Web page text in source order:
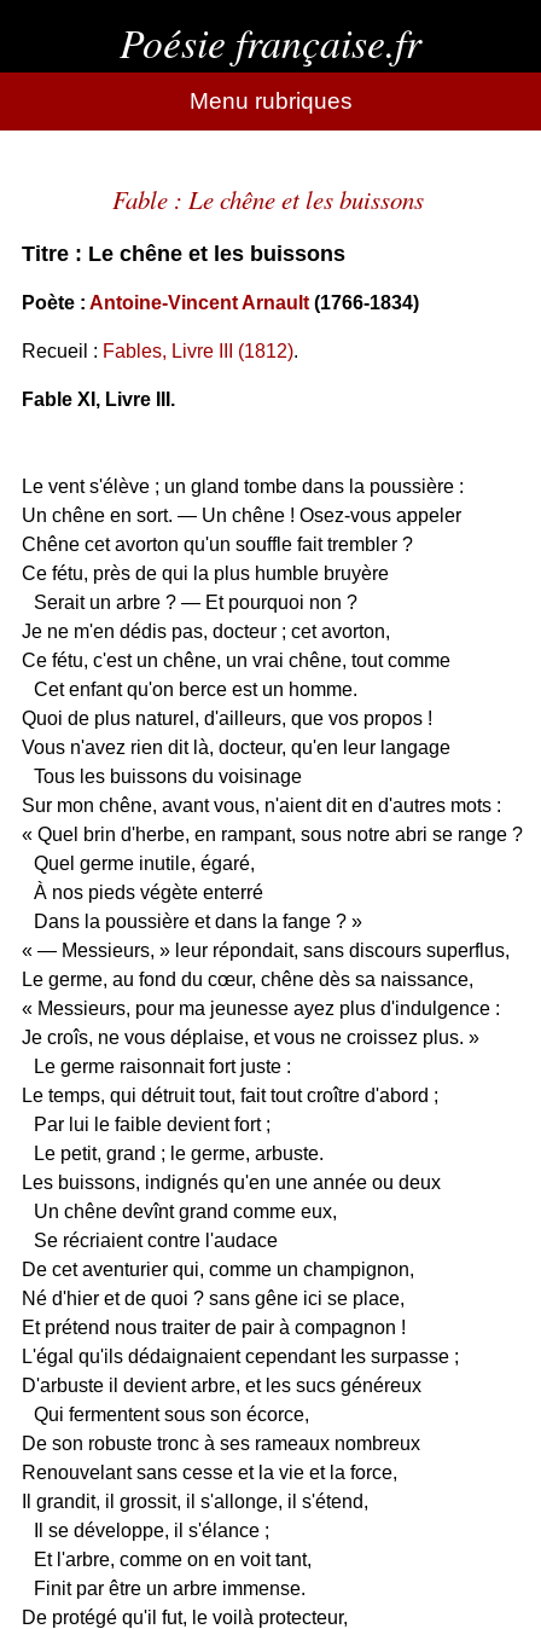
Poésie française.fr
Menu rubriques
Fable : Le chêne et les buissons
Titre : Le chêne et les buissons
Poète : Antoine-Vincent Arnault(1766-1834)
Recueil : Fables, Livre III (1812).
Fable XI, Livre III.
Le vent s'élève ; un gland tombe dans la poussière :
Un chêne en sort. — Un chêne ! Osez-vous appeler
Chêne cet avorton qu'un souffle fait trembler ?
Ce fétu, près de qui la plus humble bruyère
Serait un arbre ? — Et pourquoi non ?
Je ne m'en dédis pas, docteur ; cet avorton,
Ce fétu, c'est un chêne, un vrai chêne, tout comme
Cet enfant qu'on berce est un homme.
Quoi de plus naturel, d'ailleurs, que vos propos !
Vous n'avez rien dit là, docteur, qu'en leur langage
Tous les buissons du voisinage
Sur mon chêne, avant vous, n'aient dit en d'autres mots :
« Quel brin d'herbe, en rampant, sous notre abri se range ?
Quel germe inutile, égaré,
À nos pieds végète enterré
Dans la poussière et dans la fange ? »
« — Messieurs, » leur répondait, sans discours superflus,
Le germe, au fond du cœur, chêne dès sa naissance,
« Messieurs, pour ma jeunesse ayez plus d'indulgence :
Je croîs, ne vous déplaise, et vous ne croissez plus. »
Le germe raisonnait fort juste :
Le temps, qui détruit tout, fait tout croître d'abord ;
Par lui le faible devient fort ;
Le petit, grand ; le germe, arbuste.
Les buissons, indignés qu'en une année ou deux
Un chêne devînt grand comme eux,
Se récriaient contre l'audace
De cet aventurier qui, comme un champignon,
Né d'hier et de quoi ? sans gêne ici se place,
Et prétend nous traiter de pair à compagnon !
L'égal qu'ils dédaignaient cependant les surpasse ;
D'arbuste il devient arbre, et les sucs généreux
Qui fermentent sous son écorce,
De son robuste tronc à ses rameaux nombreux
Renouvelant sans cesse et la vie et la force,
Il grandit, il grossit, il s'allonge, il s'étend,
Il se développe, il s'élance ;
Et l'arbre, comme on en voit tant,
Finit par être un arbre immense.
De protégé qu'il fut, le voilà protecteur,